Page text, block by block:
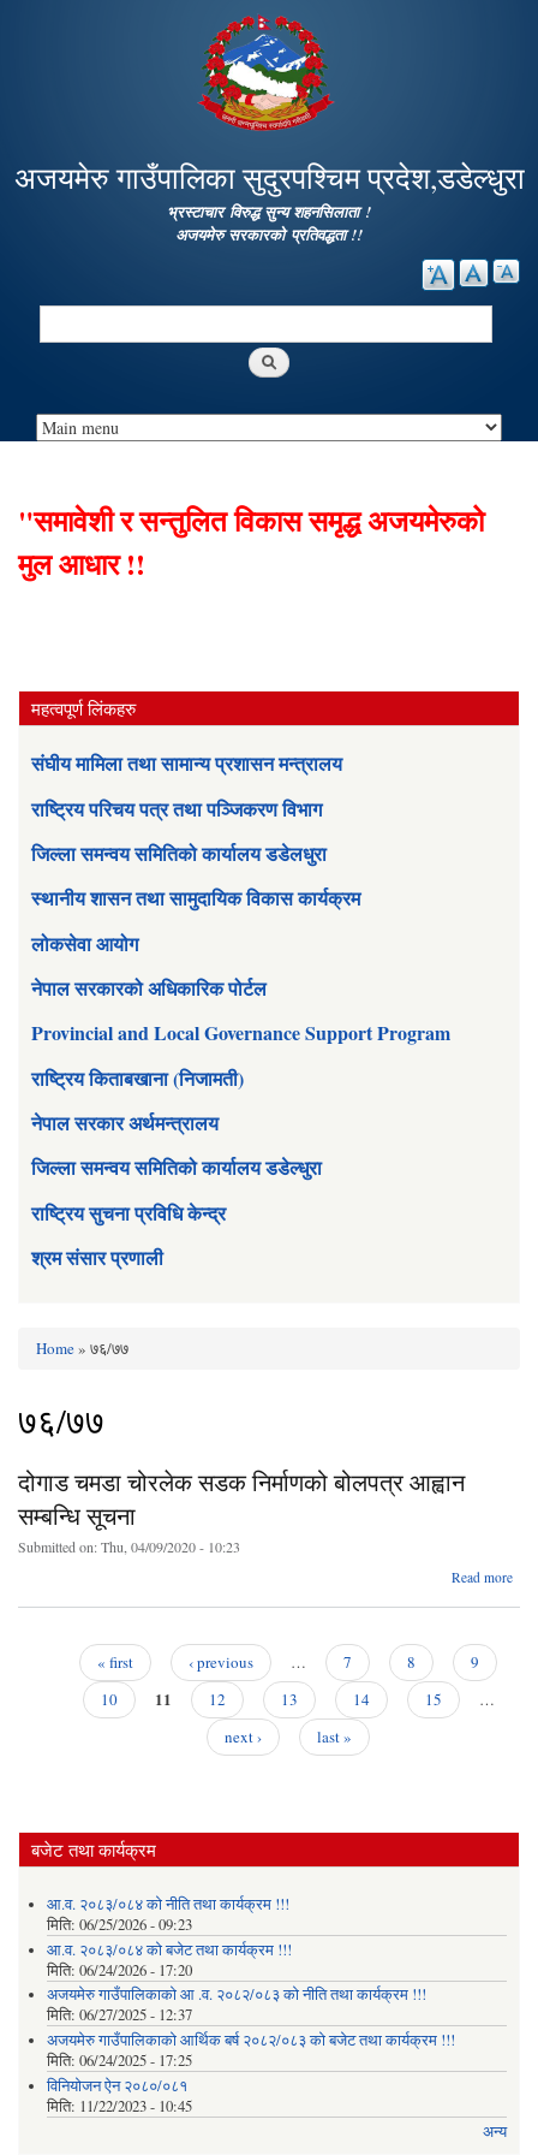
main
content
अजयमेरु गाउँपालिका सुदुरपश्चिम प्रदेश,डडेल्धुरा
भ्रस्टाचार विरुद्ध सुन्य शहनसिलाता !
अजयमेरु सरकारको प्रतिवद्धता !!
Search
"समावेशी र सन्तुलित विकास समृद्ध अजयमेरुको
मुल आधार !!
महत्वपूर्ण लिंकहरु
संघीय मामिला तथा सामान्य प्रशासन मन्त्रालय
राष्ट्रिय परिचय पत्र तथा पञ्जिकरण विभाग
जिल्ला समन्वय समितिको कार्यालय डडेलधुरा
स्थानीय शासन तथा सामुदायिक विकास कार्यक्रम
लोकसेवा आयोग
नेपाल सरकारको अधिकारिक पोर्टल
Provincial and Local Governance Support Program
राष्ट्रिय किताबखाना (निजामती)
नेपाल सरकार अर्थमन्त्रालय
जिल्ला समन्वय समितिको कार्यालय डडेल्धुरा
राष्ट्रिय सुचना प्रविधि केन्द्र
श्रम संसार प्रणाली
You are here
Home» ७६/७७
७६/७७
दोगाड चमडा चोरलेक सडक निर्माणको बोलपत्र आह्वान
सम्बन्धि सूचना
Submitted on:Thu, 04/09/2020 - 10:23
Read more
« first ‹ previous … 7 8
9
10
11 12 13 14 15
…
next ›
last »
बजेट तथा कार्यक्रम
आ.व. २०८३/०८४ को नीति तथा कार्यक्रम !!!
मिति: 06/25/2026 - 09:23
आ.व. २०८३/०८४ को बजेट तथा कार्यक्रम !!!
मिति: 06/24/2026 - 17:20
अजयमेरु गाउँपालिकाको आ .व. २०८२/०८३ को नीति तथा कार्यक्रम !!!
मिति: 06/27/2025 - 12:37
अजयमेरु गाउँपालिकाको आर्थिक बर्ष २०८२/०८३ को बजेट तथा कार्यक्रम !!!
मिति: 06/24/2025 - 17:25
विनियोजन ऐन २०८०/०८१
मिति: 11/22/2023 - 10:45
अन्य